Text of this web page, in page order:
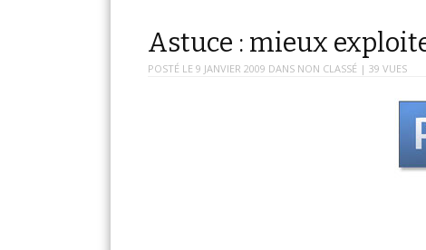
Astuce : mieux
POSTÉ LE9 JANVIER 2009 DANS NON CLASSÉ | 39 VUES